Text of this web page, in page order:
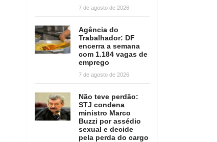
7 de agosto de 2026
Agência do
Trabalhador: DF
encerra a semana
com 1.184 vagas de
emprego
7 de agosto de 2026
Não teve perdão:
STJ condena
ministro Marco
Buzzi por assédio
sexual e decide
pela perda do cargo